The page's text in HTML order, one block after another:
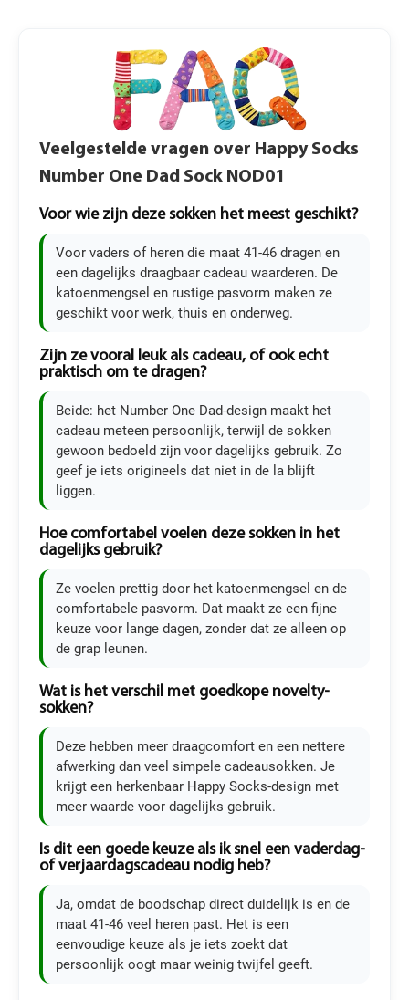
Veelgestelde vragen over Happy Socks
Number One Dad Sock NOD01
Voor wie zijn deze sokken het meest geschikt?
Voor vaders of heren die maat 41-46 dragen en
een dagelijks draagbaar cadeau waarderen. De
katoenmengsel en rustige pasvorm maken ze
geschikt voor werk, thuis en onderweg.
Zijn ze vooral leuk als cadeau, of ook echt
praktisch om te dragen?
Beide: het Number One Dad-design maakt het
cadeau meteen persoonlijk, terwijl de sokken
gewoon bedoeld zijn voor dagelijks gebruik. Zo
geef je iets origineels dat niet in de la blijft
liggen.
Hoe comfortabel voelen deze sokken in het
dagelijks gebruik?
Ze voelen prettig door het katoenmengsel en de
comfortabele pasvorm. Dat maakt ze een fijne
keuze voor lange dagen, zonder dat ze alleen op
de grap leunen.
Wat is het verschil met goedkope novelty-
sokken?
Deze hebben meer draagcomfort en een nettere
afwerking dan veel simpele cadeausokken. Je
krijgt een herkenbaar Happy Socks-design met
meer waarde voor dagelijks gebruik.
Is dit een goede keuze als ik snel een vaderdag-
of verjaardagscadeau nodig heb?
Ja, omdat de boodschap direct duidelijk is en de
maat 41-46 veel heren past. Het is een
eenvoudige keuze als je iets zoekt dat
persoonlijk oogt maar weinig twijfel geeft.